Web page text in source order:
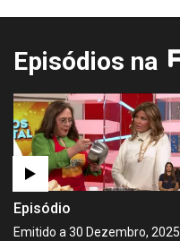
Episódios na
Episódio
Emitido a 30 Dezembro, 2025